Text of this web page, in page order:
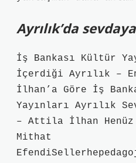
Ayrılık’da
İş Bankası Kültür
İçerdiği Ayrılık –
İlhan’a Göre İş
Yayınları Ayrılık
– Attila İlhan Henüz
Mithat